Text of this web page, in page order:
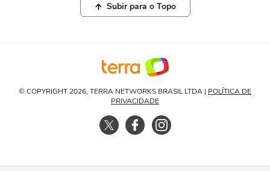
Subir para o Topo
© COPYRIGHT 2026, TERRA NETWORKS BRASIL LTDA | POLÍTICA DE
PRIVACIDADE